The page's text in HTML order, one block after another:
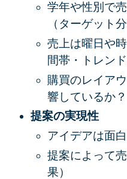
学年や性別で
（ ターゲット分
売上は曜日や
間帯・トレンド
購買のレイア
響しているか
提案の実現性
アイデアは面
提案によって
果）